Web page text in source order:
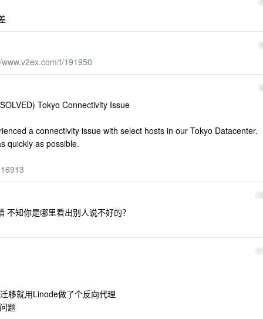
7
8
t/191950
9
Tokyo Connectivity Issue
a connectivity issue with select hosts in our Tokyo Datacenter.
quickly as possible.
10
不知你是哪里看出别人说不好的？
11
移就用Linode做了个反向代理
题